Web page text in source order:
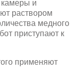
и
раствором
медного
приступают к
применяют